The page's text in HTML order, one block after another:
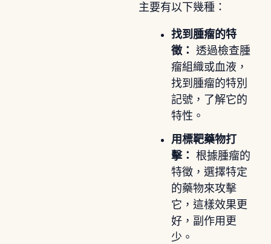
主要有以下幾種：
找到腫瘤的特
徵： 透過檢查腫
瘤組織或血液，
找到腫瘤的特別
記號，了解它的
特性。
用標靶藥物打
擊： 根據腫瘤的
特徵，選擇特定
的藥物來攻擊
它，這樣效果更
好，副作用更
少。